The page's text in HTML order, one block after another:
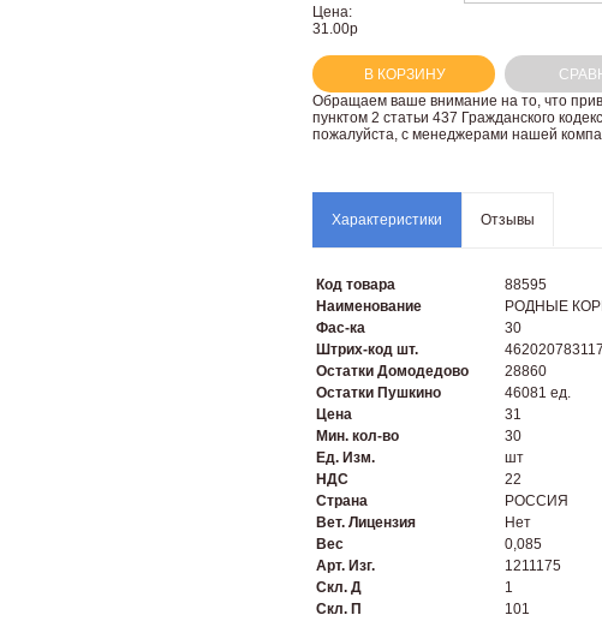
Цена:
31.00р
В КОРЗИНУ
Oбращаем вaше внимaние нa то, что
пунктoм 2 стaтьи 437 Граждaнского
пожaлуйста, с менеджерами нашей
Характеристики Отзывы
Код товара
88595
Наименование
РОДНЫЕ
Фас-ка
30
Штрих-код шт.
Остатки Домодедово
28860
Остатки Пушкино
46081 ед.
Цена
31
Мин. кол-во
30
Ед. Изм.
шт
НДС
22
Страна
РОССИЯ
Вет. Лицензия
Нет
Вес
0,085
Арт. Изг.
1211175
Скл. Д
1
Скл. П
101